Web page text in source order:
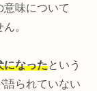
味について
。
になったという
語られていない